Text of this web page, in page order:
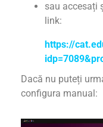
sau accesați
link:
https://
Dacă nu puteți
configura manual: